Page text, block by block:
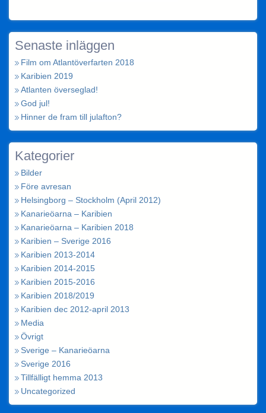
Senaste inläggen
Film om Atlantöverfarten 2018
Karibien 2019
Atlanten överseglad!
God jul!
Hinner de fram till julafton?
Kategorier
Bilder
Före avresan
Helsingborg – Stockholm (April 2012)
Kanarieöarna – Karibien
Kanarieöarna – Karibien 2018
Karibien – Sverige 2016
Karibien 2013-2014
Karibien 2014-2015
Karibien 2015-2016
Karibien 2018/2019
Karibien dec 2012-april 2013
Media
Övrigt
Sverige – Kanarieöarna
Sverige 2016
Tillfälligt hemma 2013
Uncategorized